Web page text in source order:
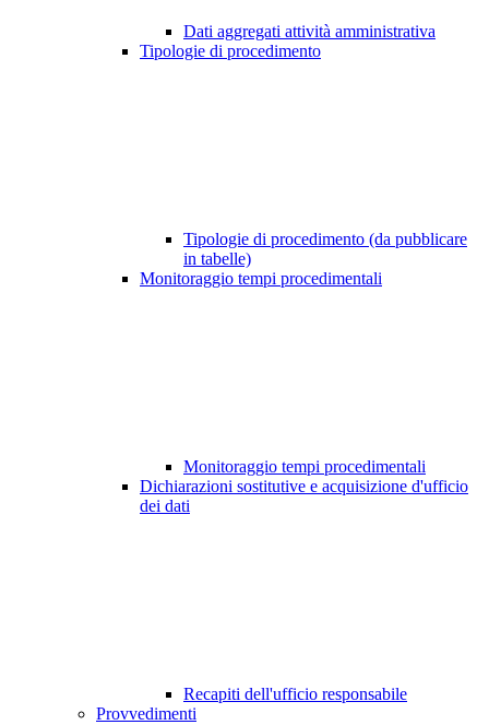
Dati aggregati attività amministrativa
Tipologie di procedimento
Tipologie di procedimento (da pubblicare
in tabelle)
Monitoraggio tempi procedimentali
Monitoraggio tempi procedimentali
Dichiarazioni sostitutive e acquisizione d'ufficio
dei dati
Recapiti dell'ufficio responsabile
Provvedimenti